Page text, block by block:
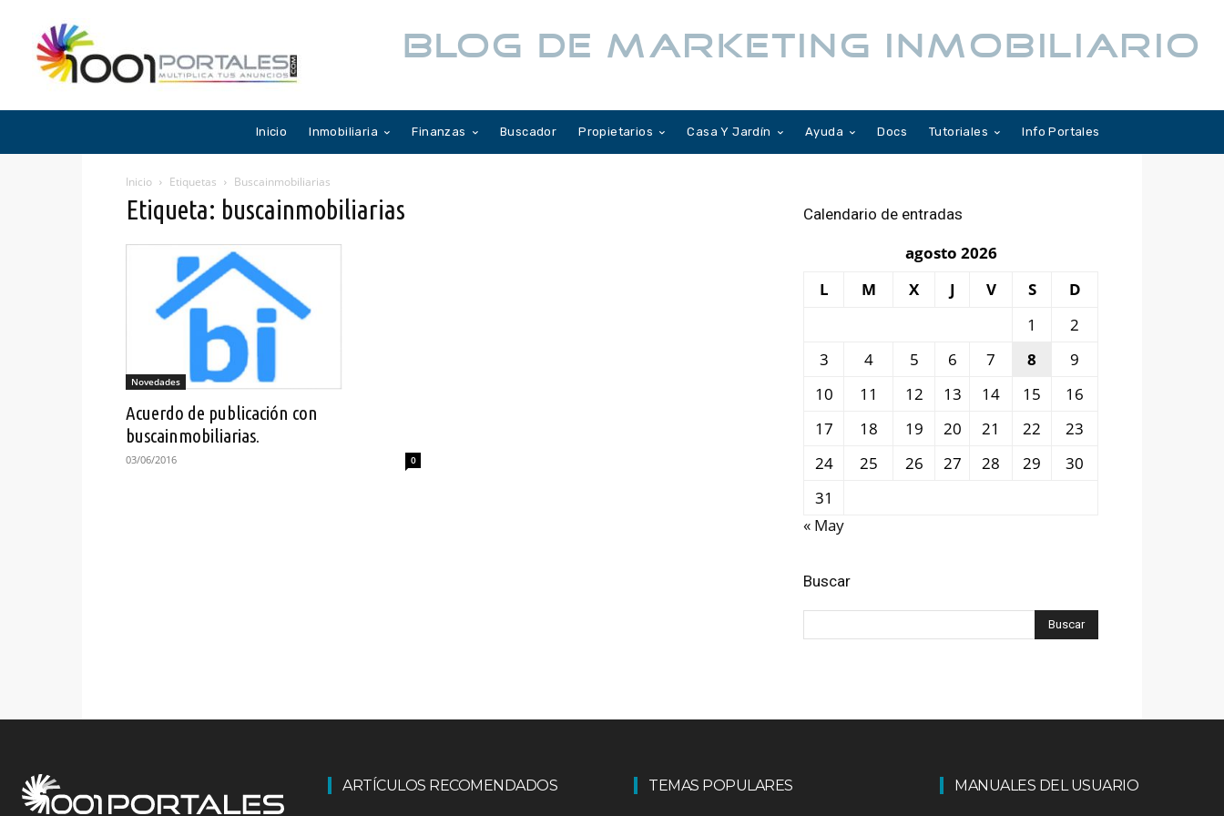
BLOG DE MARKETING INMOBILIARIO
Inicio Inmobiliaria Finanzas Buscador Propietarios Casa Y Jardín Ayuda Docs Tutoriales Info Portales
Inicio Etiquetas Buscainmobiliarias
Etiqueta: buscainmobiliarias
Novedades
Acuerdo de publicación con
buscainmobiliarias.
03/06/2016 0
Calendario de entradas
agosto 2026
L
M X J V S
D
1
2
3
4 5 6 7 8
9
10
11 12 13 14 15
16
17
18 19 20 21 22
23
24
25 26 27 28 29
30
31
« May
Buscar
ARTÍCULOS RECOMENDADOS TEMAS POPULARES MANUALES DEL USUARIO